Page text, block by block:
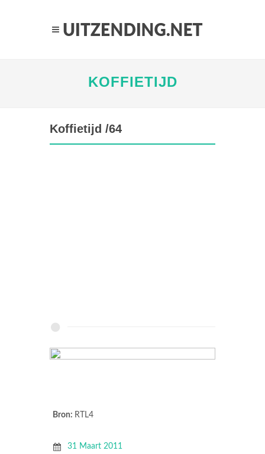
KOFFIETIJD
Koffietijd /64
Bron: RTL4
31 Maart 2011